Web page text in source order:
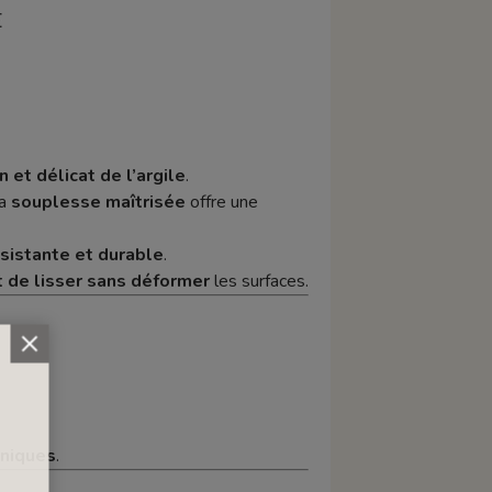
et délicat de l’argile.
souplesse maîtrisée offre une
et durable.
de lisser sans déformerles surfaces.
.